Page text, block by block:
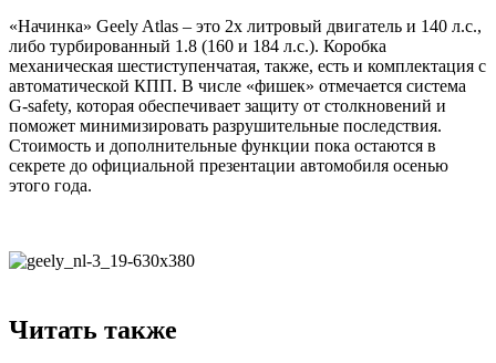
«Начинка» Geely Atlas – это 2х литровый двигатель и 140 л.с.,
либо турбированный 1.8 (160 и 184 л.с.). Коробка
механическая шестиступенчатая, также, есть и комплектация с
автоматической КПП. В числе «фишек» отмечается система
G-safety, которая обеспечивает защиту от столкновений и
поможет минимизировать разрушительные последствия.
Стоимость и дополнительные функции пока остаются в
секрете до официальной презентации автомобиля осенью
этого года.
Читать также